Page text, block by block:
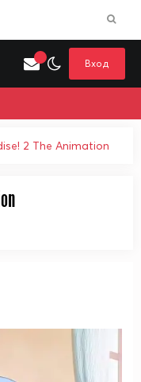
поиска
Вход
2 The Animation